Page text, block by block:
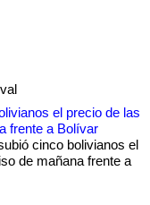
el precio de las
frente a Bolívar
cinco bolivianos el
de mañana frente a